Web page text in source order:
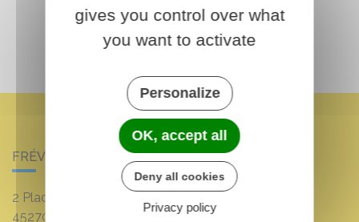
FRÉVILLE-DU-GÂTINAIS
2 Place Louis Croum
45270
Fréville-du-Gâtinais
gives you control over what
you want to activate
Personalize
OK, accept all
Deny all cookies
Privacy policy